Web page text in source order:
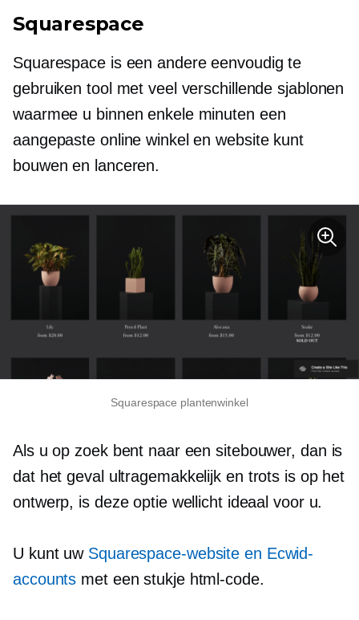
Squarespace
Squarespace is een andere eenvoudig te
gebruiken tool met veel verschillende sjablonen
waarmee u binnen enkele minuten een
aangepaste online winkel en website kunt
bouwen en lanceren.
Squarespace plantenwinkel
Als u op zoek bent naar een sitebouwer, dan is
dat het geval ultragemakkelijk en trots is op het
ontwerp, is deze optie wellicht ideaal voor u.
U kunt uw Squarespace-website en Ecwid-
accounts met een stukje html-code.